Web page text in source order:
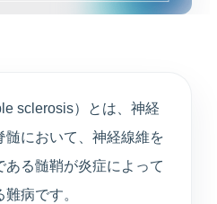
身体症状を総合的に診ま
sclerosis）とは、神経
髄において、神経線維を
る髄鞘が炎症によって
病です。